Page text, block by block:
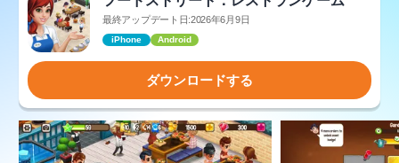
最終アップデート日:2026年6月9日
iPhone Android
ダウンロードする